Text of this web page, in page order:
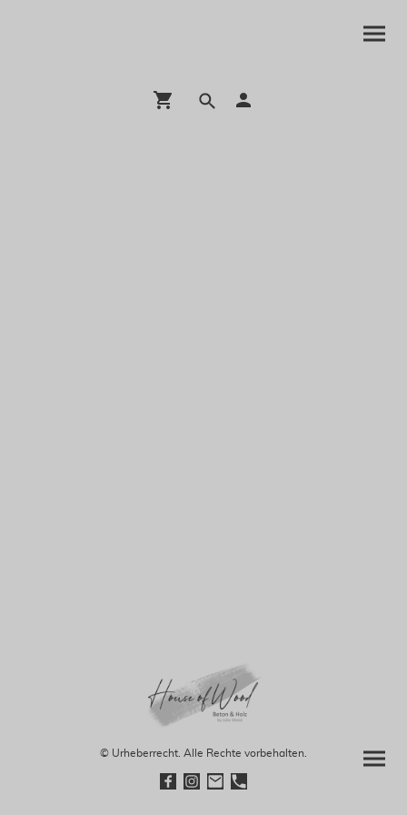
© Urheberrecht. Alle Rechte vorbehalten.